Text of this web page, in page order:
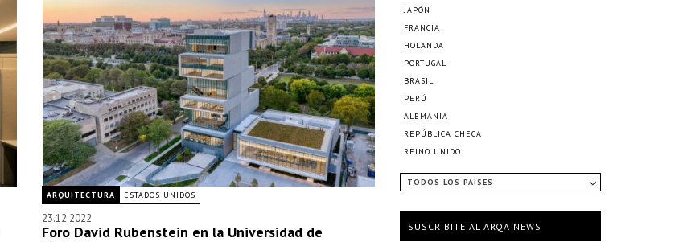
ARQUITECTURA ESTADOS UNIDOS
23.12.2022
Foro David Rubenstein en la Universidad de
JAPÓN
FRANCIA
HOLANDA
PORTUGAL
BRASIL
PERÚ
ALEMANIA
REPÚBLICA CHECA
REINO UNIDO
TODOS LOS PAÍSES
SUSCRIBITE AL ARQA NEWS